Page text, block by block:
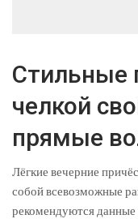
Стильные
челкой
прямые
Лёгкие вечерние
собой всевозможные
рекомендуются